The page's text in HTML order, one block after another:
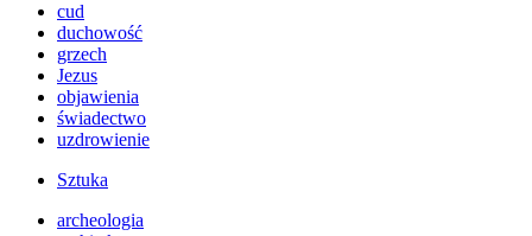
cud
duchowość
grzech
Jezus
objawienia
świadectwo
uzdrowienie
Sztuka
archeologia